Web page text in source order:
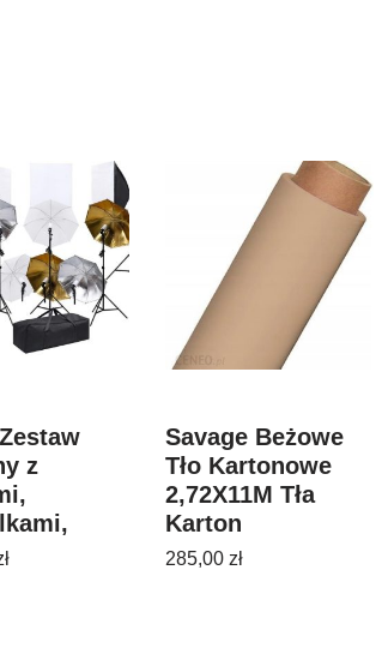
z
Savage Beżowe
Tło Kartonowe
2,72X11M Tła
Karton
285,00 zł